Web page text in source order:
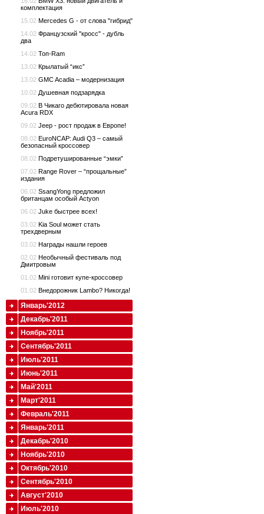
комплектация
15.02 Mercedes G - от слова "гибрид"
14.02 Французский "кросс" - дубль
два
14.02 Топ-Ram
13.02 Крылатый “икс”
13.02 GMC Acadia – модернизация
10.02 Душевная подзарядка
09.02 В Чикаго дебютировала новая
Acura RDX
09.02 Jeep - рост продаж в Европе!
08.02 EuroNCAP: Audi Q3 – самый
безопасный кроссовер
08.02 Подретушированные “эмки”
07.02 Range Rover – “прощальные”
издания
06.02 SsangYong предложил
британцам особый Actyon
06.02 Juke быстрее всех!
03.02 Kia Soul может стать
трехдверным
03.02 Награды нашли героев
02.02 Необычный фестиваль под
Дмитровым
01.02 Mini готовит купе-кроссовер
01.02 Внедорожник Lambo? Никогда!
Январь'2012
Декабрь'2011
Ноябрь'2011
Сентябрь'2011
Июль'2011
Июнь'2011
Май'2011
Март'2011
Февраль'2011
Январь'2011
Декабрь'2010
Ноябрь'2010
Октябрь'2010
Сентябрь'2010
Август'2010
Июль'2010